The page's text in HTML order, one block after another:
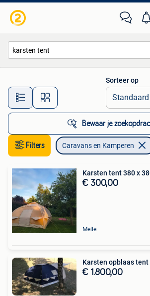
Alle afstanden…
Sorteer op
Bewaar je
Filters Caravans en Kamperen
Karsten tent 380 x
€ 300,00
Melle
Karsten opblaas tent
€ 1.800,00